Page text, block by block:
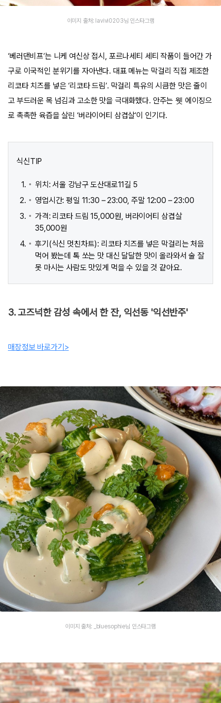
이미지 출처: lavivi0203님 인스타그램
‘베러댄비프’는 니케 여신상 접시, 포르나세티 세티 작품이 들어간 가
구로 이국적인 분위기를 자아낸다. 대표 메뉴는 막걸리 직접 제조한
리코타 치즈를 넣은 ‘리코타 드림’. 막걸리 특유의 시큼한 맛은 줄이
고 부드러운 목 넘김과 고소한 맛을 극대화했다. 안주는 웻 에이징으
로 촉촉한 육즙을 살린 ‘버라이어티 삼겹살’이 인기다.
식신TIP
위치: 서울 강남구 도산대로11길 5
영업시간: 평일 11:30 – 23:00, 주말 12:00 – 23:00
가격: 리코타 드림 15,000원, 버라이어티 삼겹살
35,000원
후기(식신 멋친차트): 리코타 치즈를 넣은 막걸리는 처음
먹어 봤는데 톡 쏘는 맛 대신 달달한 맛이 올라와서 술 잘
못 마시는 사람도 맛있게 먹을 수 있을 것 같아요.
3. 고즈넉한 감성 속에서 한 잔, 익선동 '익선반주'
매장정보 바로가기>
이미지 출처: _bluesophie님 인스타그램